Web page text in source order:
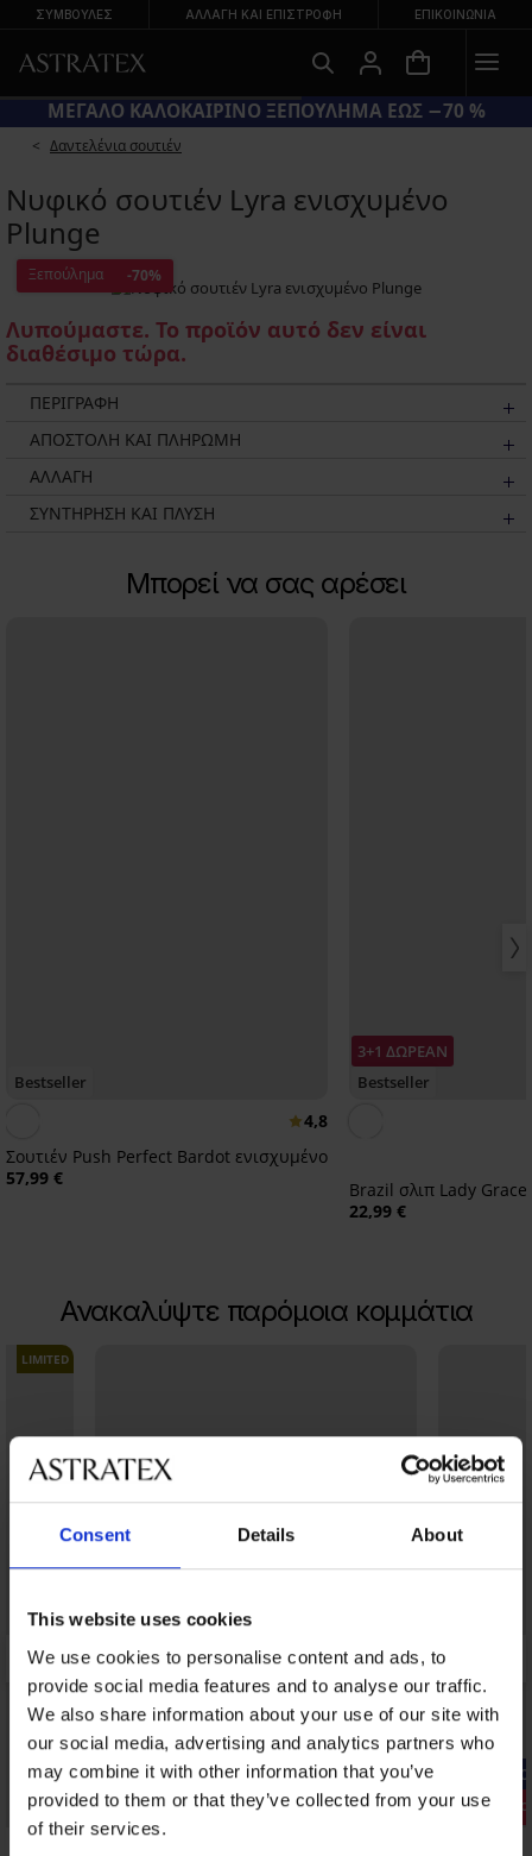
Consent Details About
This website uses cookies
We use cookies to personalise content and ads, to
provide social media features and to analyse our traffic.
We also share information about your use of our site with
our social media, advertising and analytics partners who
may combine it with other information that you’ve
provided to them or that they’ve collected from your use
of their services.
ΣΥΜΒΟΥΛΕΣ ΑΛΛΑΓΉ ΚΑΙ ΕΠΙΣΤΡΟΦΉ ΕΠΙΚΟΙΝΩΝΊΑ
ΜΕΓΑΛΟ ΚΑΛΟΚΑΙΡΙΝΟ ΞΕΠΟΥΛΗΜΑ ΕΩΣ −70 %
Δαντελένια σουτιέν
Νυφικό σουτιέν Lyra ενισχυμένο
Plunge
Ξεπούλημα -70%
Λυπούμαστε. Το προϊόν αυτό δεν είναι
διαθέσιμο τώρα.
ΠΕΡΙΓΡΑΦΗ
ΑΠΟΣΤΟΛΗ ΚΑΙ ΠΛΗΡΩΜΗ
ΑΛΛΑΓΗ
ΣΥΝΤΗΡΗΣΗ ΚΑΙ ΠΛΥΣΗ
Μπορεί να σας αρέσει
Bestseller
4,8
Σουτιέν Push Perfect Bardot ενισχυμένο
57,99 €
3+1 ΔΩΡΕΑΝ
Bestseller
Brazil σλιπ Lady
22,99 €
Ανακαλύψτε παρόμοια κομμάτια
LIMITED
-20% GET20
-20% GET20
Ξεπούλημα